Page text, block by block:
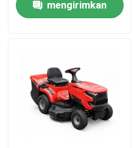
Produk
Tentang Kami
tampilan pabrik
dengan pemotong
rumput 245L
mengirimkan